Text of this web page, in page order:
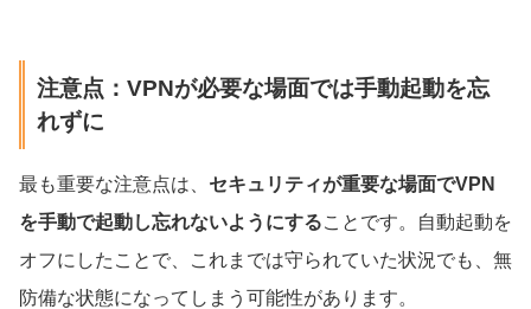
注意点：VPNが必要な場面では手動起動を忘
れずに
最も重要な注意点は、 セキュリティが重要な場面でVPN
を手動で起動し忘れないようにすることです。自動起動を
オフにしたことで、これまでは守られていた状況でも、無
防備な状態になってしまう可能性があります。